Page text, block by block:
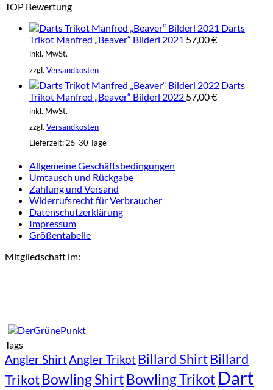
TOP Bewertung
Darts
Trikot Manfred „Beaver“ Bilderl 2021 57,00€
inkl. MwSt.
zzgl. Versandkosten
Darts
Trikot Manfred „Beaver“ Bilderl 2022 57,00€
inkl. MwSt.
zzgl. Versandkosten
Lieferzeit:25-30 Tage
Allgemeine Geschäftsbedingungen
Umtausch und Rückgabe
Zahlung und Versand
Widerrufsrecht für Verbraucher
Datenschutzerklärung
Impressum
Größentabelle
Mitgliedschaft im:
Tags
Angler ShirtAngler TrikotBillard ShirtBillard
TrikotBowling Shirt Bowling Trikot Dart